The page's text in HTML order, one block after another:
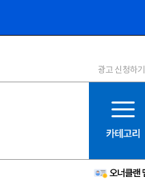
1등급
11등급
12등급
15등급
광고 신청하기